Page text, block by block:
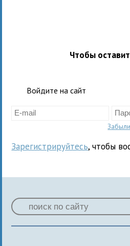
Чтобы
Войдите на сайт
Зарегистрируйтесь, чтобы